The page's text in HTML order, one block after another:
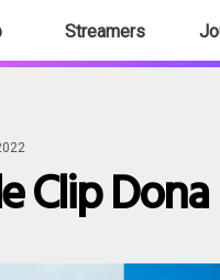
Streamers
Clip